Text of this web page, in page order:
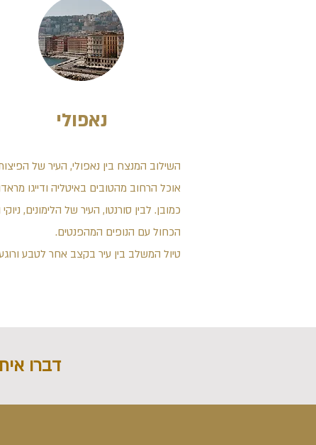
נאפולי
השילוב המנצח בין נאפולי, העיר של
אוכל הרחוב מהטובים באיטליה ודייגו
כמובן. לבין סורנטו, העיר של הלימונים, ניוקי
הכחול עם הנופים המהפנטים.
טיול המשלב בין עיר בקצב אחר לטבע
דברו